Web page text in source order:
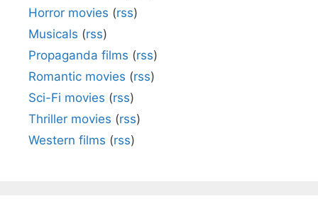
Horror movies (rss)
Musicals (rss)
Propaganda films (rss)
Romantic movies (rss)
Sci-Fi movies (rss)
Thriller movies (rss)
Western films (rss)